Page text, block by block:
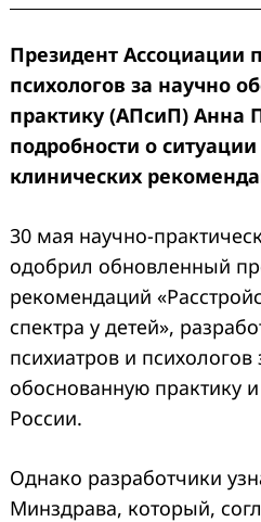
Президент Ассоциации
психологов за научно
практику (АПсиП) Анна
подробности о
клинических
30 мая научно-
одобрил обновленный
рекомендаций
спектра у детей»,
психиатров и психологов
обоснованную практику
России.
Однако разработчики
Минздрава, который,